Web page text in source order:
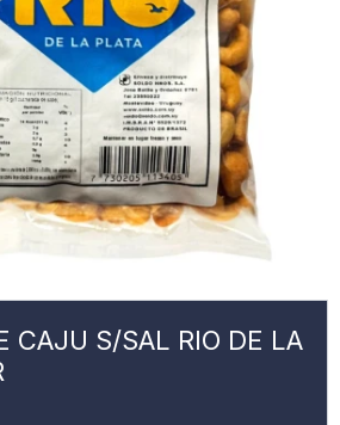
CAJU S/SAL RIO DE LA